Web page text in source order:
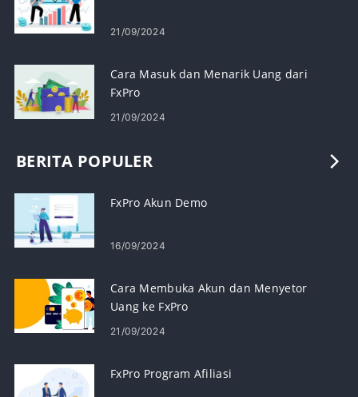
21/09/2024
Cara Masuk dan Menarik Uang dari
FxPro
21/09/2024
BERITA POPULER
FxPro Akun Demo
16/09/2024
Cara Membuka Akun dan Menyetor
Uang ke FxPro
21/09/2024
FxPro Program Afiliasi